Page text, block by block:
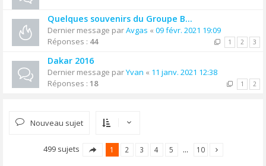
Quelques souvenirs du Groupe B...
Dernier message parAvgas « 09 févr. 2021 19:09
Réponses : 44 1 2 3
Dakar 2016
Dernier message parYvan « 11 janv. 2021 12:38
Réponses : 18 1 2
Nouveau sujet
499 sujets 1 2 3 4 5 … 10